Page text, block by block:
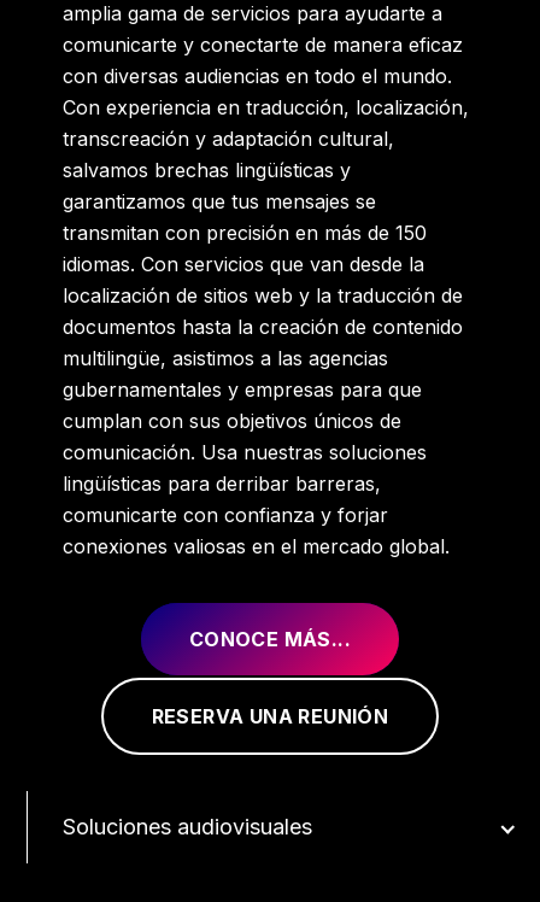
amplia gama de servicios para ayudarte a
comunicarte y conectarte de manera eficaz
con diversas audiencias en todo el mundo.
Con experiencia en traducción, localización,
transcreación y adaptación cultural,
salvamos brechas lingüísticas y
garantizamos que tus mensajes se
transmitan con precisión en más de 150
idiomas. Con servicios que van desde la
localización de sitios web y la traducción de
documentos hasta la creación de contenido
multilingüe, asistimos a las agencias
gubernamentales y empresas para que
cumplan con sus objetivos únicos de
comunicación. Usa nuestras soluciones
lingüísticas para derribar barreras,
comunicarte con confianza y forjar
conexiones valiosas en el mercado global.
CONOCE MÁS...
RESERVA UNA REUNIÓN
Soluciones audiovisuales